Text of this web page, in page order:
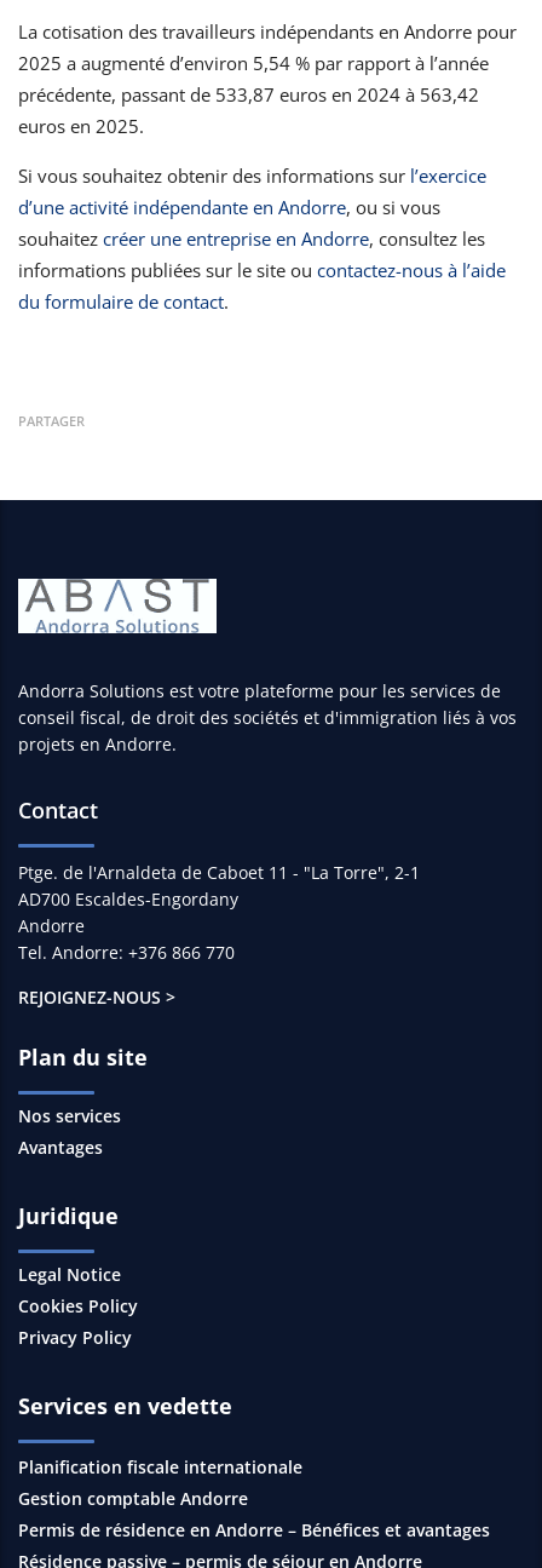
La cotisation des travailleurs indépendants en Andorre pour
2025 a augmenté d’environ 5,54 % par rapport à l’année
précédente, passant de 533,87 euros en 2024 à 563,42
euros en 2025.
Si vous souhaitez obtenir des informations sur l’exercice
d’une activité indépendante en Andorre, ou si vous
souhaitez créer une entreprise en Andorre, consultez les
informations publiées sur le site ou contactez-nous à l’aide
du formulaire de contact.
PARTAGER
Andorra Solutions est votre plateforme pour les services de
conseil fiscal, de droit des sociétés et d'immigration liés à vos
projets en Andorre.
Contact
Ptge. de l'Arnaldeta de Caboet 11 - "La Torre", 2-1
AD700 Escaldes-Engordany
Andorre
Tel. Andorre: +376 866 770
REJOIGNEZ-NOUS >
Plan du site
Nos services
Avantages
Juridique
Legal Notice
Cookies Policy
Privacy Policy
Services en vedette
Planification fiscale internationale
Gestion comptable Andorre
Permis de résidence en Andorre – Bénéfices et avantages
Résidence passive – permis de séjour en Andorre